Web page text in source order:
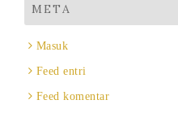
META
Masuk
Feed entri
Feed komentar